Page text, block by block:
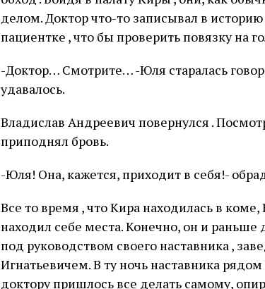
делом. Доктор что-то записывал в
пациентке , что бы проверить повязку на
-Доктор… Смотрите… -Юля старалась
удавалось.
Владислав Андреевич повернулся .
приподнял бровь.
-Юля! Она, кажется, приходит в себя!-
Все то время , что Кира находилась в
находил себе места. Конечно, он и раньше
под руководством своего наставника ,
Игнатьевичем. В ту ночь наставника
доктору пришлось все делать самому,